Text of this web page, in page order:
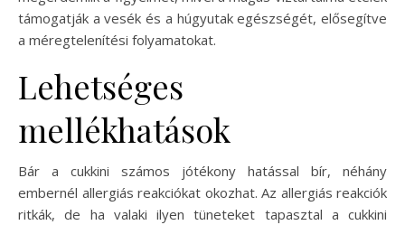
támogatják a vesék és a húgyutak egészségét, elősegítve
a méregtelenítési folyamatokat.
Lehetséges
mellékhatások
Bár a cukkini számos jótékony hatással bír, néhány
embernél allergiás reakciókat okozhat. Az allergiás reakciók
ritkák, de ha valaki ilyen tüneteket tapasztal a cukkini